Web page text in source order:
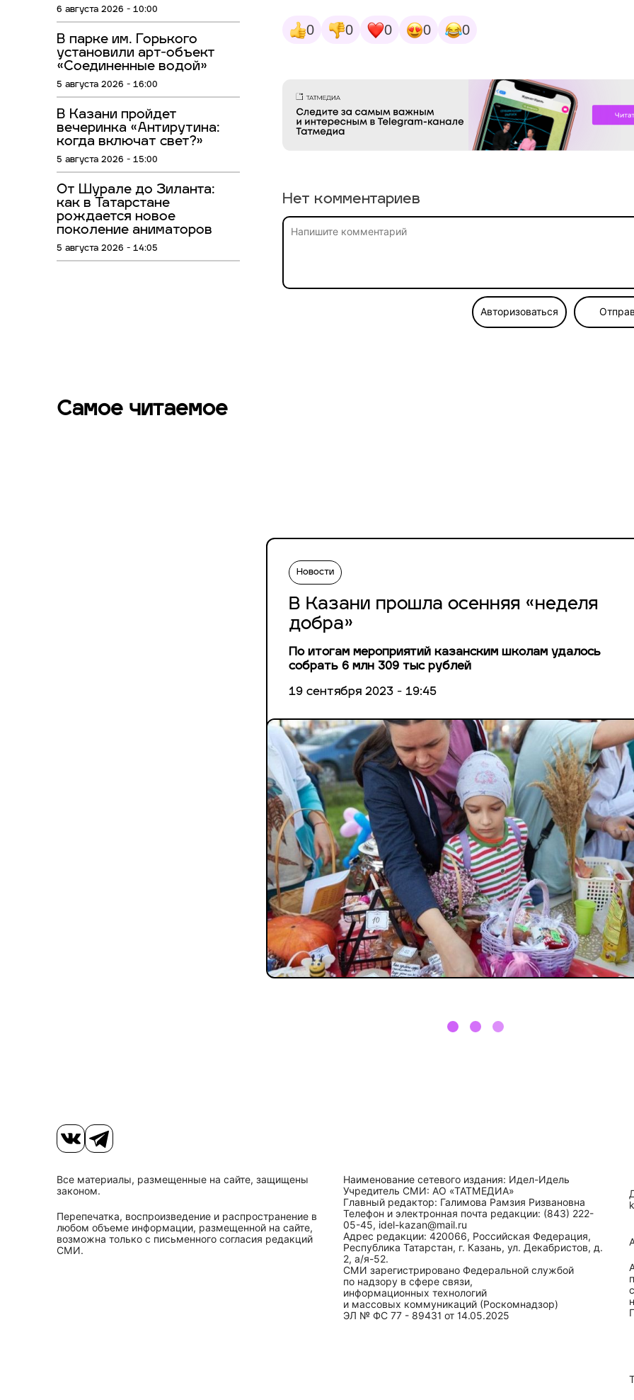
6 августа 2026 - 10:00
В парке им. Горького
установили арт-объект
«Соединенные водой»
5 августа 2026 - 16:00
В Казани пройдет
вечеринка «Антирутина:
когда включат свет?»
5 августа 2026 - 15:00
От Шурале до Зиланта:
как в Татарстане
рождается новое
поколение аниматоров
5 августа 2026 - 14:05
0 0 0 0 0
Нет комментариев
Авторизоваться
Самое читаемое
Новости
В Казани прошла осенняя «неделя
добра»
По итогам мероприятий казанским школам удалось
собрать 6 млн 309 тыс рублей
19 сентября 2023 - 19:45
Все материалы, размещенные на сайте, защищены
законом.
Перепечатка, воспроизведение и распространение в
любом объеме информации, размещенной на сайте,
возможна только с письменного согласия редакций
СМИ.
Наименование сетевого издания: Идел-Идель
Учредитель СМИ: АО «ТАТМЕДИА»
Главный редактор: Галимова Рамзия Ризвановна
Телефон и электронная почта редакции: (843) 222-
05-45, idel-kazan@mail.ru
Адрес редакции: 420066, Российская Федерация,
Республика Татарстан, г. Казань, ул. Декабристов, д.
2, а/я-52.
СМИ зарегистрировано Федеральной службой
по надзору в сфере связи,
информационных технологий
и массовых коммуникаций (Роскомнадзор)
ЭЛ № ФС 77 - 89431 от 14.05.2025